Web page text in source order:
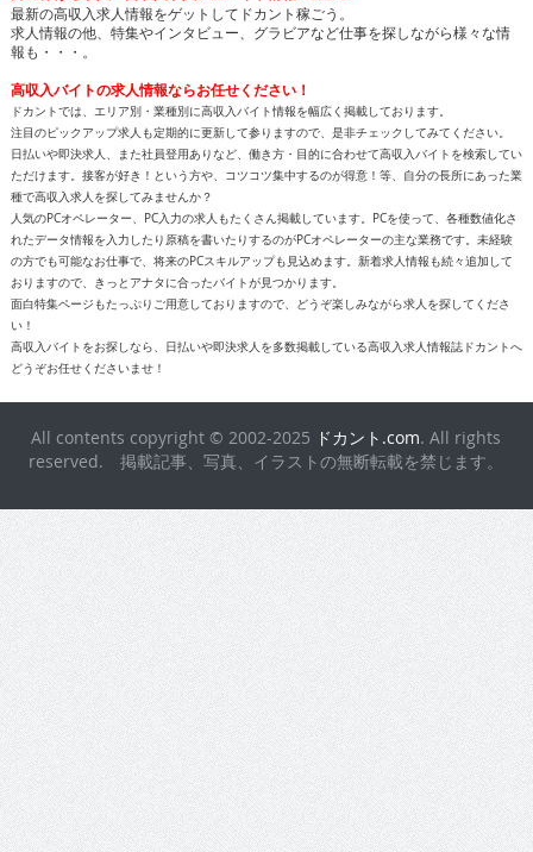
報も・・・。
高収入バイトの求人情報ならお任せください！
ドカントでは、エリア別・業種別に高収入バイト情報を幅広く掲載しております。
注目のピックアップ求人も定期的に更新して参りますので、是非チェックしてみてください。
日払いや即決求人、また社員登用ありなど、働き方・目的に合わせて高収入バイトを検索してい
ただけます。接客が好き！という方や、コツコツ集中するのが得意！等、自分の長所にあった業
種で高収入求人を探してみませんか？
人気のPCオペレーター、PC入力の求人もたくさん掲載しています。PCを使って、各種数値化さ
れたデータ情報を入力したり原稿を書いたりするのがPCオペレーターの主な業務です。未経験
の方でも可能なお仕事で、将来のPCスキルアップも見込めます。新着求人情報も続々追加して
おりますので、きっとアナタに合ったバイトが見つかります。
面白特集ページもたっぷりご用意しておりますので、どうぞ楽しみながら求人を探してくださ
い！
どうぞお任せくださいませ！
All contents copyright © 2002-2025ドカント.com. All rights
reserved. 掲載記事、写真、イラストの無断転載を禁じます。